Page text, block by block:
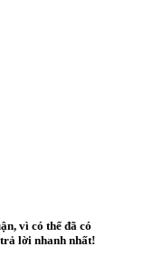
, vì có thể đã có
lời nhanh nhất!